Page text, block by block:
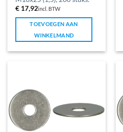
€ 17,92incl. BTW
TOEVOEGEN AAN
WINKELMAND